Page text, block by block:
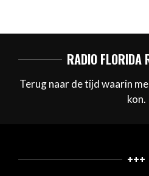
RADIO FLORIDA
Terug naar de tijd waarin
kon.
+++